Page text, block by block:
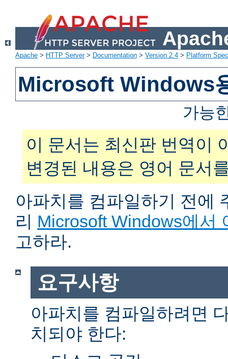
Apache > HTTP Server> Documentation > Version 2.4 > Platform
Microsoft Windows
가능
이 문서는 최신판 번역이
변경된 내용은 영어 문서
아파치를 컴파일하기 전에
리 Microsoft Windows에서
고하라.
요구사항
아파치를 컴파일하려면
치되야 한다: